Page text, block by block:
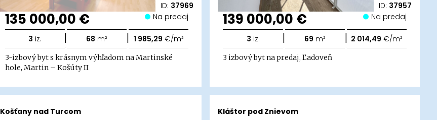
ID: 37969
135 000,00 € Na predaj
3 iz. | 68 m² | 1 985,29 €/m²
3-izbový byt s krásnym výhľadom na Martinské
hole, Martin – Košúty II
ID: 37957
139 000,00 € Na predaj
3 iz. | 69 m² | 2 014,49 €/m²
3 izbový byt na predaj, Ľadoveň
Košťany nad Turcom Kláštor pod Znievom